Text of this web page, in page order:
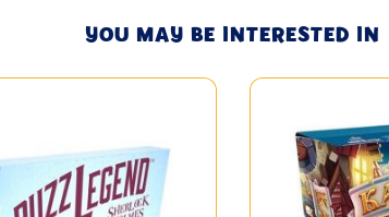
YOU MAY BE INTERESTED IN